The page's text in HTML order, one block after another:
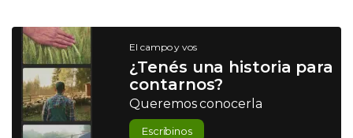
El campo y vos
¿Tenés una historia para
contarnos?
Queremos conocerla
Escribinos